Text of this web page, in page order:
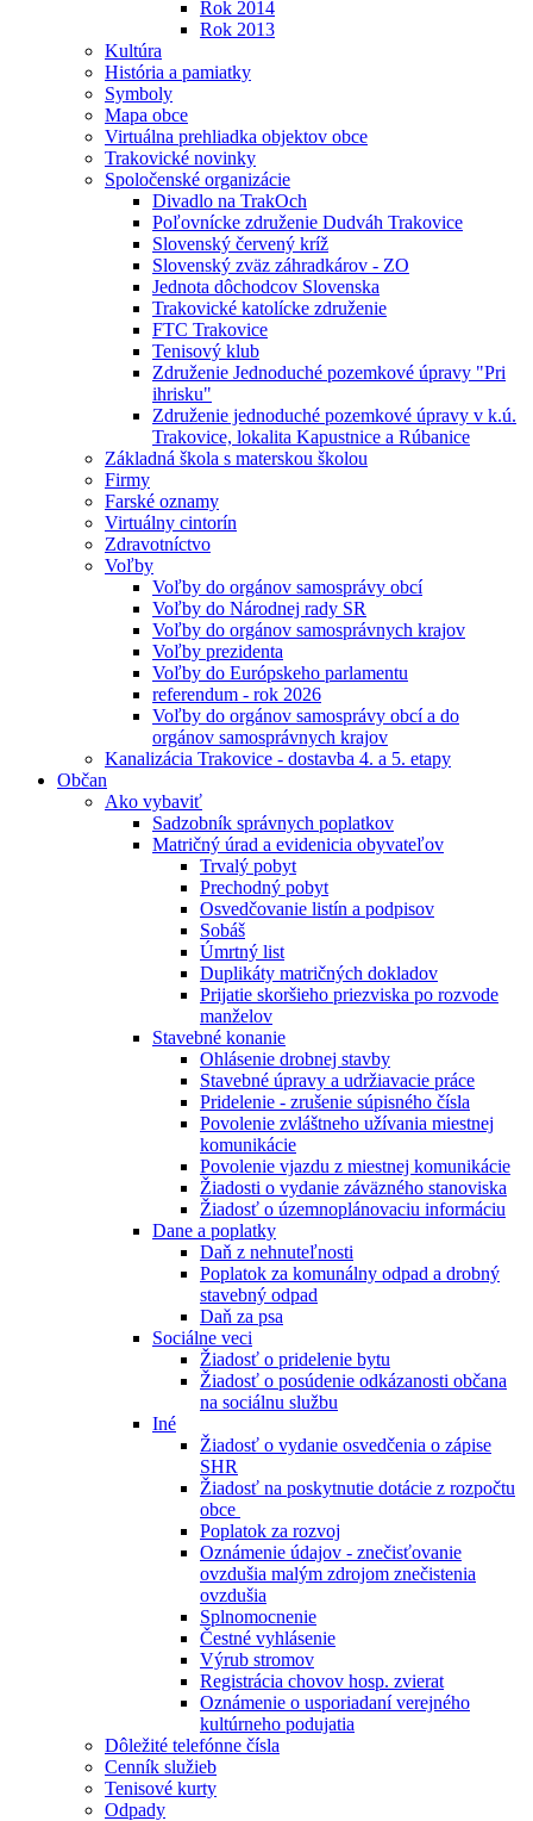
Rok 2014
Rok 2013
Kultúra
História a pamiatky
Symboly
Mapa obce
Virtuálna prehliadka objektov obce
Trakovické novinky
Spoločenské organizácie
Divadlo na TrakOch
Poľovnícke združenie Dudváh Trakovice
Slovenský červený kríž
Slovenský zväz záhradkárov - ZO
Jednota dôchodcov Slovenska
Trakovické katolícke združenie
FTC Trakovice
Tenisový klub
Združenie Jednoduché pozemkové úpravy "Pri
ihrisku"
Združenie jednoduché pozemkové úpravy v k.ú.
Trakovice, lokalita Kapustnice a Rúbanice
Základná škola s materskou školou
Firmy
Farské oznamy
Virtuálny cintorín
Zdravotníctvo
Voľby
Voľby do orgánov samosprávy obcí
Voľby do Národnej rady SR
Voľby do orgánov samosprávnych krajov
Voľby prezidenta
Voľby do Európskeho parlamentu
referendum - rok 2026
Voľby do orgánov samosprávy obcí a do
orgánov samosprávnych krajov
Kanalizácia Trakovice - dostavba 4. a 5. etapy
Občan
Ako vybaviť
Sadzobník správnych poplatkov
Matričný úrad a evidenicia obyvateľov
Trvalý pobyt
Prechodný pobyt
Osvedčovanie listín a podpisov
Sobáš
Úmrtný list
Duplikáty matričných dokladov
Prijatie skoršieho priezviska po rozvode
manželov
Stavebné konanie
Ohlásenie drobnej stavby
Stavebné úpravy a udržiavacie práce
Pridelenie - zrušenie súpisného čísla
Povolenie zvláštneho užívania miestnej
komunikácie
Povolenie vjazdu z miestnej komunikácie
Žiadosti o vydanie záväzného stanoviska
Žiadosť o územnoplánovaciu informáciu
Dane a poplatky
Daň z nehnuteľnosti
Poplatok za komunálny odpad a drobný
stavebný odpad
Daň za psa
Sociálne veci
Žiadosť o pridelenie bytu
Žiadosť o posúdenie odkázanosti občana
na sociálnu službu
Iné
Žiadosť o vydanie osvedčenia o zápise
SHR
Žiadosť na poskytnutie dotácie z rozpočtu
obce
Poplatok za rozvoj
Oznámenie údajov - znečisťovanie
ovzdušia malým zdrojom znečistenia
ovzdušia
Splnomocnenie
Čestné vyhlásenie
Výrub stromov
Registrácia chovov hosp. zvierat
Oznámenie o usporiadaní verejného
kultúrneho podujatia
Dôležité telefónne čísla
Cenník služieb
Tenisové kurty
Odpady